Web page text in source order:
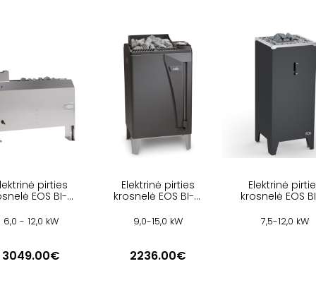
pirties
EOS BI-O
6,0 - 12,0 kW
3049.00€
Elektrinė pirties
krosnelė EOS BI-O
9,0-15,0 kW
2236.00€
Elektrinė
krosnelė EOS
7,5-12,0 kW